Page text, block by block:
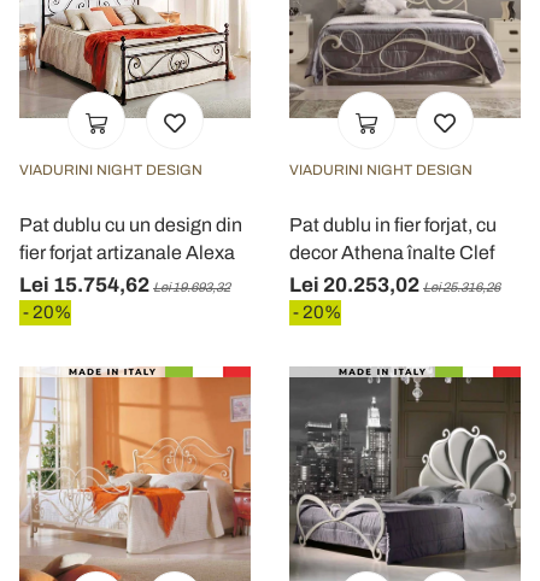
VIADURINI NIGHT DESIGN
Pat dublu cu un design din
fier forjat artizanale Alexa
Lei 15.754,62 Lei 19.693,32
- 20%
VIADURINI NIGHT DESIGN
Pat dublu in fier forjat, cu
decor Athena înalte Clef
Lei 20.253,02 Lei 25.316,26
- 20%